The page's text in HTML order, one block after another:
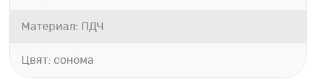
Материал: ПДЧ
Цвят: сонома